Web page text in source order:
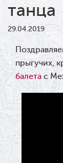
танца
29.04.2019
прыгучих,
балета с